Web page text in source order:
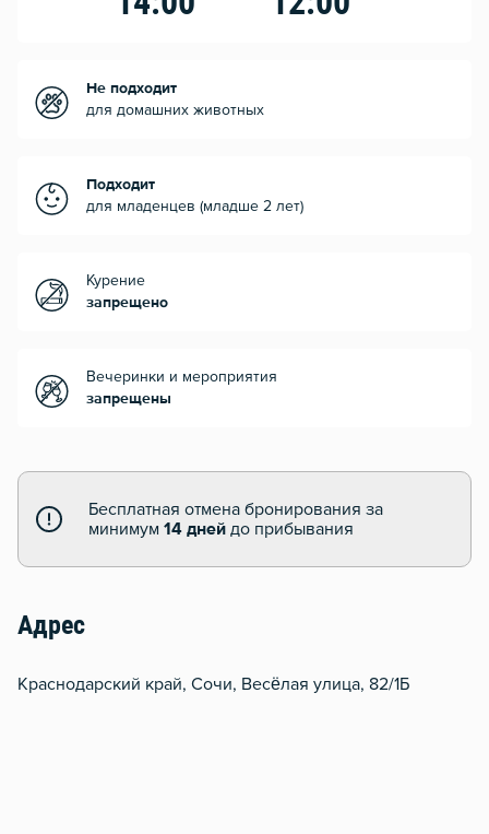
Не подходит
для домашних животных
Подходит
для младенцев (младше 2 лет)
Курение
запрещено
Вечеринки и мероприятия
запрещены
Бесплатная отмена бронирования за
минимум 14 дней до прибывания
Адрес
Краснодарский край, Сочи, Весёлая улица, 82/1Б